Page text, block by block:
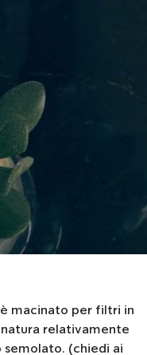
macinato per filtri in
relativamente
semolato. (chiedi ai